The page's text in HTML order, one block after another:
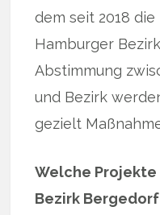
dem seit 2018
Hamburger
Abstimmung
und Bezirk
gezielt
Welche Projekte
Bezirk